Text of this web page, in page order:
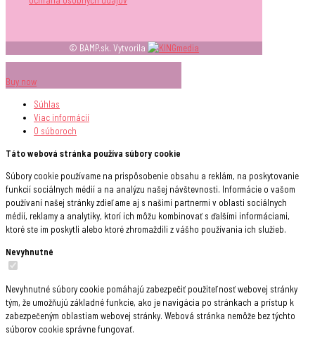
© BAMP.sk. Vytvorila
Buy now
Súhlas
Viac informácií
O súboroch
Táto webová stránka používa súbory cookie
Súbory cookie používame na prispôsobenie obsahu a reklám, na poskytovanie
funkcií sociálnych médií a na analýzu našej návštevnosti. Informácie o vašom
používaní našej stránky zdieľame aj s našimi partnermi v oblasti sociálnych
médií, reklamy a analytiky, ktorí ich môžu kombinovať s ďalšími informáciami,
ktoré ste im poskytli alebo ktoré zhromaždili z vášho používania ich služieb.
Nevyhnutné
Nevyhnutné súbory cookie pomáhajú zabezpečiť použiteľnosť webovej stránky
tým, že umožňujú základné funkcie, ako je navigácia po stránkach a prístup k
zabezpečeným oblastiam webovej stránky. Webová stránka nemôže bez týchto
súborov cookie správne fungovať.